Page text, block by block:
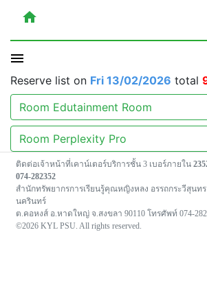
home
menu
Reserve list on Fri 13/02/2026 total
Room Edutainment Room
Room Perplexity Pro
ติดต่อเจ้าหน้าที่เคาน์เตอร์บริการชั้น 3 เบอร์ภายใน
074-282352
สำนักทรัพยากรการเรียนรู้คุณหญิงหลง อรรถกระวีสุนท
นครินทร์
ต.คอหงส์ อ.หาดใหญ่ จ.สงขลา 90110 โทรศัพท์ 074-
©2026 KYL PSU. All rights reserved.